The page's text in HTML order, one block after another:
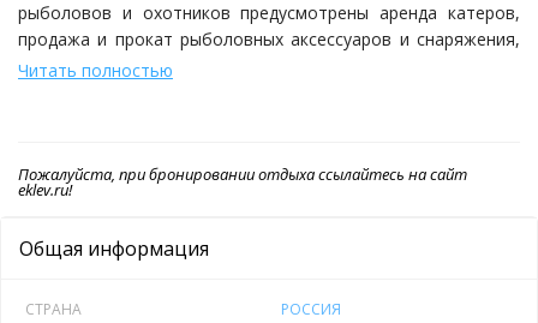
рыболовов и охотников предусмотрены аренда катеров,
продажа и прокат рыболовных аксессуаров и снаряжения,
профессиональное егерское обслуживание, обработка
При желании 10-ти человек организуем поездки на зимнюю
на территории базы).
Для проживания коттеджи, дома, вагончики. В каждом
Читать полностью
Пожалуйста, при бронировании отдыха ссылайтесь на сайт
eklev.ru!
Общая информация
СТРАНА РОССИЯ